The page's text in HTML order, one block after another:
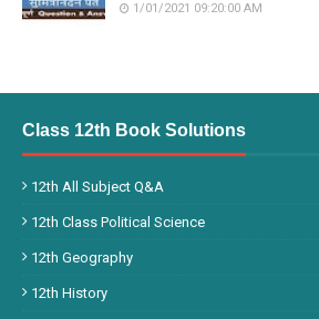
1/01/2021 09:20:00 AM
Class 12th Book Solutions
12th All Subject Q&A
12th Class Political Science
12th Geography
12th History